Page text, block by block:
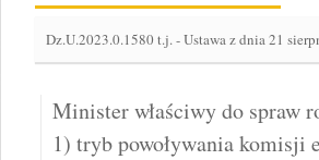
Dz.U.2023.0.1580 t.j.-Ustawa z dnia 21
Minister właściwy do spraw
1) tryb powoływania komisji